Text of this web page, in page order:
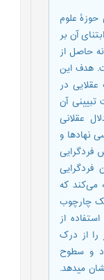
حوزۀ علوم
آن بر
حاصل از
هدف این
در
آن
عقلانی
نهادها و
فردگرایی
می‌کند که
چارچوب
از
از درک
و سطوح
می­دهد.